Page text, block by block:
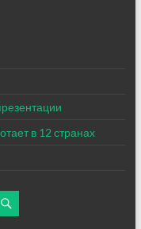
в 12 странах